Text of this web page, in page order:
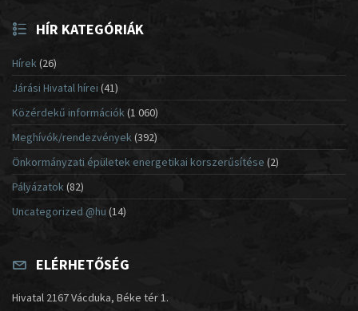
HÍR KATEGÓRIÁK
Hírek(26)
Járási Hivatal hírei (41)
Közérdekű információk(1 060)
Meghívók/rendezvények (392)
Önkormányzati épületek energetikai korszerűsítése (2)
Pályázatok (82)
Uncategorized @hu (14)
ELÉRHETŐSÉG
Hivatal 2167 Vácduka, Béke tér 1.